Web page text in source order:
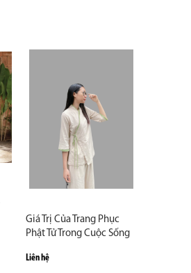
Giá Trị Của Trang Phục
Phật Tử Trong Cuộc Sống
Liên hệ